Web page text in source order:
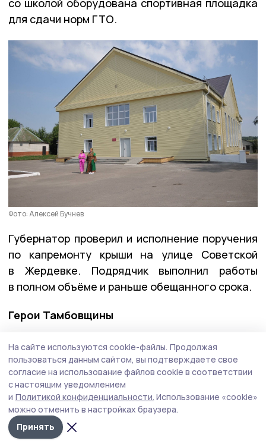
со школой оборудована спортивная площадка
для сдачи норм ГТО.
Фото: Алексей Бучнев
Губернатор проверил и исполнение поручения
по капремонту крыши на улице Советской
в Жердевке. Подрядчик выполнил работы
в полном объёме и раньше обещанного срока.
Герои Тамбовщины
На этой неделе вместе с директором Высшей
школы государственного управления Олегом
Кондратенко Евгений Первышоввручил
дипломы выпускникам региональной кадровой
программы «Герои Тамбовщины». Эта
программа разрабатывалась по инициативе
Евгения Первышова — выпускника
На сайте используются cookie-файлы. Продолжая
пользоваться данным сайтом, вы подтверждаете свое
согласие на использование файлов cookie в соответствии
с настоящим уведомлением
и Политикой конфиденциальности. Использование «cookie»
можно отменить в настройках браузера.
Принять